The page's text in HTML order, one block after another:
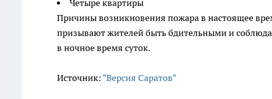
Четыре квартиры
Причины возникновения пожара в настоящее
призывают жителей быть бдительными и
в ночное время суток.
Источник: "Версия Саратов"